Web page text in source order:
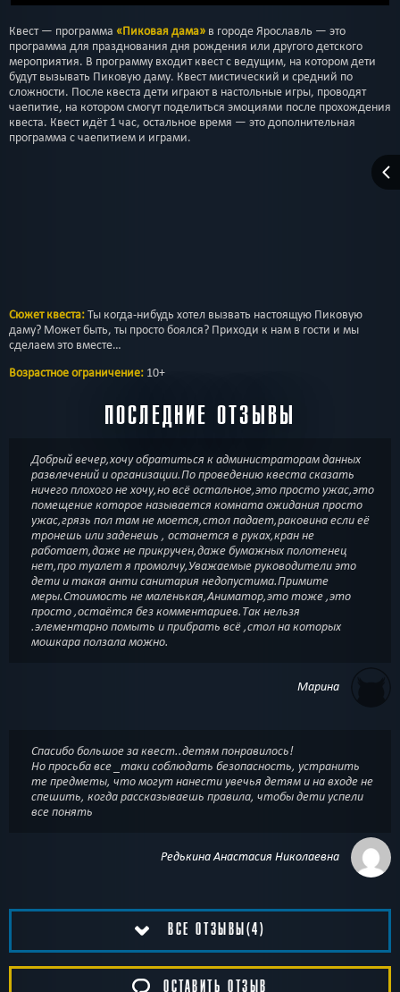
Квест — программа «Пиковая дама» в городе Ярославль — это
программа для празднования дня рождения или другого детского
мероприятия. В программу входит квест с ведущим, на котором дети
будут вызывать Пиковую даму. Квест мистический и средний по
сложности. После квеста дети играют в настольные игры, проводят
чаепитие, на котором смогут поделиться эмоциями после прохождения
квеста. Квест идёт 1 час, остальное время — это дополнительная
программа с чаепитием и играми.
Сюжет квеста:Ты когда-нибудь хотел вызвать настоящую Пиковую
даму? Может быть, ты просто боялся? Приходи к нам в гости и мы
сделаем это вместе…
Возрастное ограничение: 10+
ПОСЛЕДНИЕ ОТЗЫВЫ
Добрый вечер,хочу обратиться к администраторам данных
развлечений и организации.По проведению квеста сказать
ничего плохого не хочу,но всё остальное,это просто ужас,это
помещение которое называется комната ожидания просто
ужас,грязь пол там не моется,стол падает,раковина если её
тронешь или заденешь , останется в руках,кран не
работает,даже не прикручен,даже бумажных полотенец
нет,про туалет я промолчу,Уважаемые руководители это
дети и такая анти санитария недопустима.Примите
меры.Стоимость не маленькая,Аниматор,это тоже ,это
просто ,остаётся без комментариев.Так нельзя
.элементарно помыть и прибрать всё ,стол на которых
мошкара ползала можно.
Марина
Спасибо большое за квест..детям понравилось!
Но просьба все _таки соблюдать безопасность, устранить
те предметы, что могут нанести увечья детям и на входе не
спешить, когда рассказываешь правила, чтобы дети успели
все понять
Редькина Анастасия Николаевна
ВСЕ ОТЗЫВЫ(4)
ОСТАВИТЬ ОТЗЫВ